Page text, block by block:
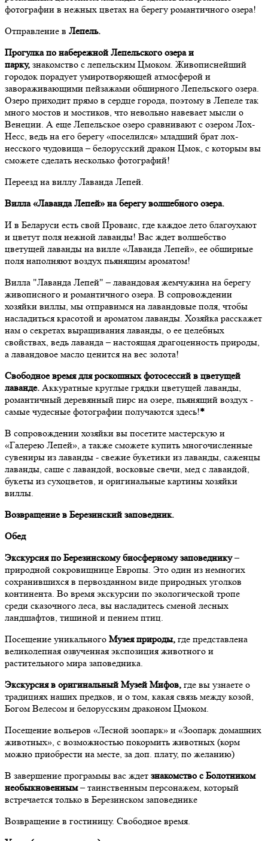
фотографии в нежных цветах на берегу романтичного озера!
Отправление в Лепель.
Прогулка по набережной Лепельского озера и
парку, знакомство с лепельским Цмоком. Живописнейший
городок порадует умиротворяющей атмосферой и
завораживающими пейзажами обширного Лепельского озера.
Озеро приходит прямо в сердце города, поэтому в Лепеле так
много мостов и мостиков, что невольно навевает мысли о
Венеции. А еще Лепельское озеро сравнивают с озером Лох-
Несс, ведь на его берегу «поселился» младший брат лох-
несского чудовища – белорусский дракон Цмок, с которым вы
сможете сделать несколько фотографий!
Переезд на виллу Лаванда Лепей.
Вилла «Лаванда Лепей» на берегу волшебного озера.
И в Беларуси есть свой Прованс, где каждое лето благоухают
и цветут поля нежной лаванды! Вас ждет волшебство
цветущей лаванды на вилле «Лаванда Лепей», ее обширные
по­ля наполняют воз­дух пьянящим ароматом!
Вилла "Лаванда Лепей" – лавандовая жемчужина на бе­ре­гу
живописного и романтичного озе­ра. В сопровождении
хозяйки виллы, мы отправимся на лавандовые поля, чтобы
насладиться красотой и ароматом лаванды. Хозяйка расскажет
нам о секретах выращивания лаванды, о ее целебных
свойствах, ведь лаванда – настоящая драгоценность природы,
а лавандовое масло ценится на вес золота!
Свободное время для роскошных фотосессий в цветущей
лаванде. Аккуратные круглые грядки цветущей лаванды,
романтичный де­ре­вян­ный пирс на озе­ре, пьянящий воз­дух -
самые чу­дес­ные фо­то­гра­фии получаются здесь!*
В сопровождении хозяйки вы посетите мастерскую и
«Галерею Лепей», а также сможете купить мно­го­чис­лен­ные
су­ве­ни­ры из лаванды - свежие букетики из лаванды, саженцы
лаванды, саше с лавандой, восковые све­чи, мед с лавандой,
букеты из сухоцветов, и ори­ги­наль­ные кар­ти­ны хозяйки
виллы.
Возвращение в Березинский заповедник.
Обед
Экскурсия по Березинскому биосферному заповеднику–
природной сокровищнице Европы. Это один из немногих
сохранившихся в первозданном виде природных уголков
континента. Во время экскурсии по экологической тропе
среди сказочного леса, вы насладитесь сменой лесных
ландшафтов, тишиной и пением птиц.
Посещение уникального Музея природы, где представлена
великолепная озвученная экспозиция животного и
растительного мира заповедника.
Экскурсия в оригинальный Музей Мифов, где вы узнаете о
традициях наших предков, и о том, какая связь между козой,
Богом Велесом и белорусским драконом Цмоком.
Посещение вольеров «Лесной зоопарк» и «Зоопарк домашних
животных», с возможностью покормить животных (корм
можно приобрести на месте, за доп. плату, по желанию)
В завершение программы вас ждет знакомство с Болотником
необыкновенным– таинственным персонажем, который
встречается только в Березинском заповеднике
Возвращение в гостиницу. Свободное время.